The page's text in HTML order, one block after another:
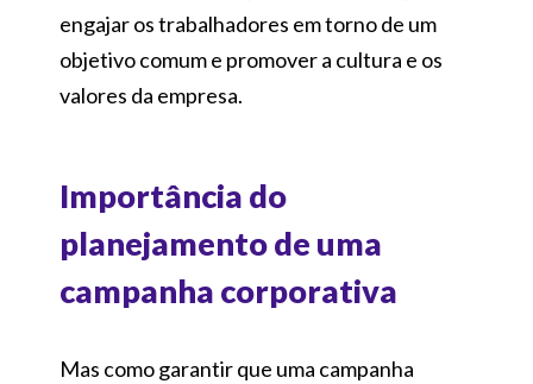
engajar os trabalhadores em torno de um
objetivo comum e promover a cultura e os
valores da empresa.
Importância do
planejamento de uma
campanha corporativa
Mas como garantir que uma campanha